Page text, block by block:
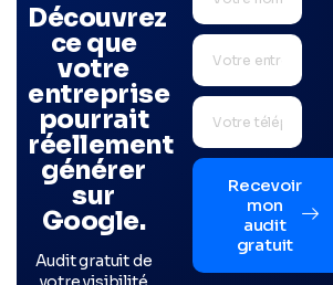
Découvrez
ce que
votre
entreprise
pourrait
réellement
générer
sur
Google.
Audit gratuit de
Recevoir
mon
audit
gratuit